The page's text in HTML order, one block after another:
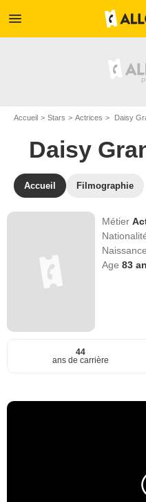
menu
Accueil Stars Actrices Daisy
Daisy
Accueil Filmographie
Métier
Age83
44
ans de carrière